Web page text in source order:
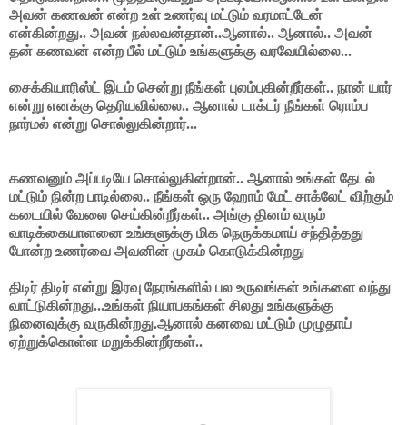
அவன் கணவன் என்ற உள் உணர்வு மட்டும் வரமாட்டேன்
என்கின்றது.. அவன் நல்லவன்தான்..ஆனால்.. ஆனால்.. அவன்
தன் கணவன் என்ற பீல் மட்டும் உங்களுக்கு வரவேயில்லை...
சைக்கியாரிஸ்ட் இடம் சென்று நீங்கள் புலம்புகின்றீர்கள்.. நான் யார்
என்று எனக்கு தெரியவில்லை.. ஆனால் டாக்டர் நீங்கள் ரொம்ப
நார்மல் என்று சொல்லுகின்றார்...
கணவனும் அப்படியே சொல்லுகின்றான்.. ஆனால் உங்கள் தேடல்
மட்டும் நின்ற பாடில்லை.. நீங்கள் ஒரு ஹோம் மேட் சாக்லேட் விற்கும்
கடையில் வேலை செய்கின்றீர்கள்.. அங்கு தினம் வரும்
வாடிக்கையாளனை உங்களுக்கு மிக நெருக்கமாய் சந்தித்தது
போன்ற உணர்வை அவனின் முகம் கொடுக்கின்றது
திடிர் திடிர் என்று இரவு நேரங்களில் பல உருவங்கள் உங்களை வந்து
வாட்டுகின்றது...உங்கள் நியாபகங்கள் சிலது உங்களுக்கு
நினைவுக்கு வருகின்றது.ஆனால் கனவை மட்டும் முழுதாய்
ஏற்றுக்கொள்ள மறுக்கின்றீர்கள்..